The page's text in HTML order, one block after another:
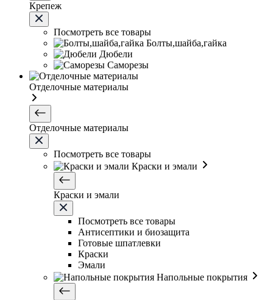
Крепеж
Посмотреть все товары
Болты,шайба,гайка
Дюбели
Саморезы
Отделочные материалы
Отделочные материалы
Посмотреть все товары
Краски и эмали
Краски и эмали
Посмотреть все товары
Антисептики и биозащита
Готовые шпатлевки
Краски
Эмали
Напольные покрытия